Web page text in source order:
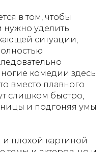
в том, чтобы
нужно уделить
ситуации,
комедии здесь
вместо плавного
слишком быстро,
и подгоняя умы
плохой картиной